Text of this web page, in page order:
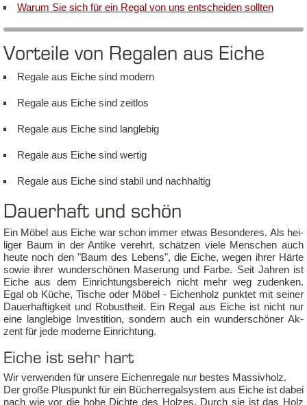
Wa­rum Sie sich für ein Re­gal von uns ent­schei­den soll­ten
Vor­tei­le von Re­ga­len aus Ei­che
Re­ga­le aus Ei­che sind mo­dern
Re­ga­le aus Ei­che sind zeit­los
Re­ga­le aus Ei­che sind lang­le­big
Re­ga­le aus Ei­che sind wer­tig
Re­ga­le aus Ei­che sind sta­bil und nach­hal­tig
Dau­er­haft und schön
Ein Mö­bel aus Ei­che war schon im­mer et­was Be­son­de­res. Als hei­
li­ger Baum in der An­ti­ke ver­ehrt, schät­zen vie­le Men­schen auch
heu­te noch den "Baum des Le­bens", die Ei­che, we­gen ih­rer Här­te
so­wie ih­rer wun­der­schö­nen Ma­se­rung und Far­be. Seit Jah­ren ist
Ei­che aus dem Ein­rich­tungs­be­reich nicht mehr weg zu­den­ken.
Egal ob Kü­che, Ti­sche oder Mö­bel - Ei­chen­holz punk­tet mit sei­ner
Dau­er­haf­tig­keit und Ro­bust­heit. Ein Re­gal aus Ei­che ist nicht nur
ei­ne lang­le­bi­ge In­ves­ti­ti­on, son­dern auch ein wun­der­schö­ner Ak­
zent für je­de mo­der­ne Ein­rich­tung.
Ei­che ist sehr hart
Wir ver­wen­den für un­se­re Ei­chen­re­ga­le nur bes­tes Mas­siv­holz.
Der große Plus­punkt für ein Bü­cher­re­gal­sys­tem aus Ei­che ist da­bei
nach wie vor die ho­he Dich­te des Hol­zes. Durch sie ist das Holz